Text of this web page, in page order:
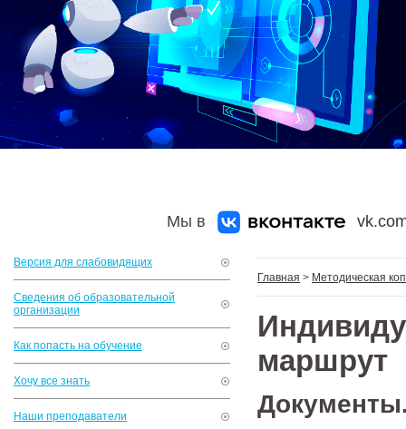
Мы в
Версия для слабовидящих
Сведения об образовательной
организации
Как попасть на обучение
Хочу все знать
Наши преподаватели
Главная > Методическая
маршрут